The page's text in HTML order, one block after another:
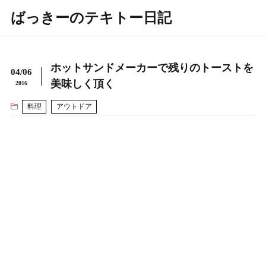
ばっきーのテキトー日記
04/06
2016
ホットサンドメーカーで残りのトーストを
美味しく頂く
料理 アウトドア